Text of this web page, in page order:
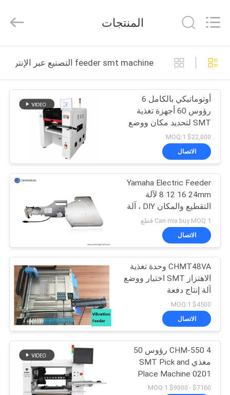
بيت
منتجات
مقاطع
الفيديو
معلومات
جولة
المصنع
مراقبة
الجودة
اتصل
بنا
أخبار
TECHNOLOGY
LIMITED.
Reserved.
المنتجات
feeder smt machine التصنيع عبر الإنترنت
أوتوماتيكي بالكامل 6
رؤوس 60 أجهزة تغذية
SMT لتحديد مكان ووضع
الآلة TM06 CPK≥1.0
$22,000 MOQ:1
الاتصال
Yamaha Electric Feeder
8 12 16 24mm لآلة
التقطيع والمكان DIY ، آلة
Charmhigh SMT
Can mix buy MOQ:1 قطع
الاتصال
CHMT48VA وحدة تغذية
الاهتزاز SMT اختيار ووضع
آلة إنتاج دفعة
$4500 MOQ:1
الاتصال
CHM-550 4 رؤوس 50
مغذي SMT Pick and
Place Machine 0201
تغيير فوهة تلقائي
$7160 - $9000 MOQ:1